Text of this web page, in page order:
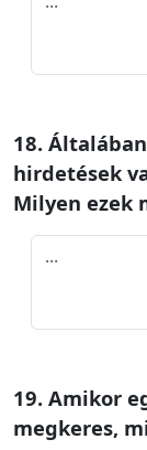
18.
hirdetések
Milyen ezek
19. Amikor
megkeres,